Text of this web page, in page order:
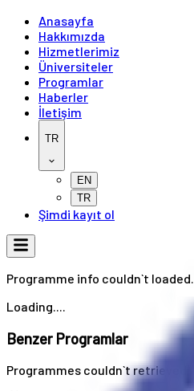
Anasayfa
Hakkımızda
Hizmetlerimiz
Üniversiteler
Programlar
Haberler
İletişim
TR
EN
TR
Şimdi kayıt ol
Programme info couldn`t loaded.
Loading....
Benzer Programlar
Programmes couldn`t retrieved